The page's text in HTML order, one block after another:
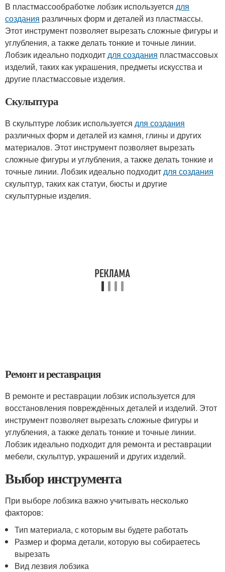
В пластмассообработке лобзик используется для
создания различных форм и деталей из пластмассы.
Этот инструмент позволяет вырезать сложные фигуры и
углубления, а также делать тонкие и точные линии.
Лобзик идеально подходитдля создания пластмассовых
изделий, таких как украшения, предметы искусства и
другие пластмассовые изделия.
Скульптура
В скульптуре лобзик используется для создания
различных форм и деталей из камня, глины и других
материалов. Этот инструмент позволяет вырезать
сложные фигуры и углубления, а также делать тонкие и
точные линии. Лобзик идеально подходитдля создания
скульптур, таких как статуи, бюсты и другие
скульптурные изделия.
Ремонт и реставрация
В ремонте и реставрации лобзик используется для
восстановления повреждённых деталей и изделий. Этот
инструмент позволяет вырезать сложные фигуры и
углубления, а также делать тонкие и точные линии.
Лобзик идеально подходит для ремонта и реставрации
мебели, скульптур, украшений и других изделий.
Выбор инструмента
При выборе лобзика важно учитывать несколько
факторов:
Тип материала, с которым вы будете работать
Размер и форма детали, которую вы собираетесь
вырезать
Вид лезвия лобзика